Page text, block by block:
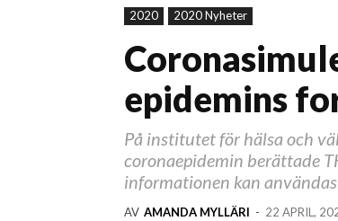
2020 2020 Nyheter
epidemins
På institutet för hälsa och
coronaepidemin berättade
informationen kan
AV AMANDA MYLLÄRI - 22 APRIL,